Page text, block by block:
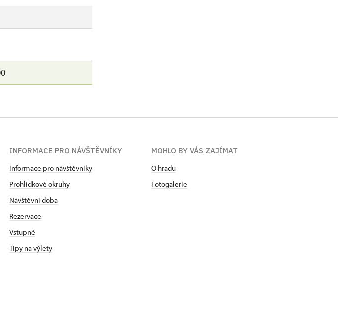
INFORMACE PRO NÁVŠTĚVNÍKY
Informace pro návštěvníky
Prohlídkové okruhy
Návštěvní doba
Rezervace
Vstupné
Tipy na výlety
MOHLO BY VÁS ZAJÍMAT
O hradu
Fotogalerie